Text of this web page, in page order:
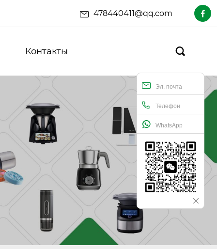
478440411@qq.com 
Контакты 
Эл. почта
Телефон
WhatsApp